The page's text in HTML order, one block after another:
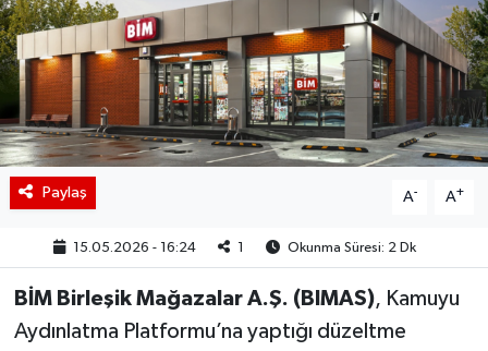
Paylaş A- A+
15.05.2026 - 16:24 1 Okunma Süresi: 2 Dk
BİM Birleşik Mağazalar A.Ş. (BIMAS), Kamuyu
Aydınlatma Platformu’na yaptığı düzeltme
Hakkımızda
İletişim